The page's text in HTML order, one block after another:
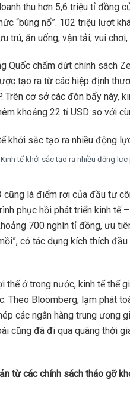
thu hơn 5,6 triệu tỉ đồng
“bùng nổ”. 102 triệu lượt
trú, ăn uống, vận tải, vui
Quốc chấm dứt chính sách
tạo ra từ các hiệp định
Trên cơ sở các đòn bẩy này,
khoảng 22 tỉ USD so với
Kinh tế khởi sắc tạo ra nhiều động
cũng là điểm rơi của đầu tư
phục hồi phát triển kinh
700 nghìn tỉ đồng, ưu
có tác dụng kích thích
thế ở trong nước, kinh tế thế
Theo Bloomberg, lạm phát
các ngân hàng trung
cũng đã đi qua quãng thời
từ các chính sách tháo gỡ